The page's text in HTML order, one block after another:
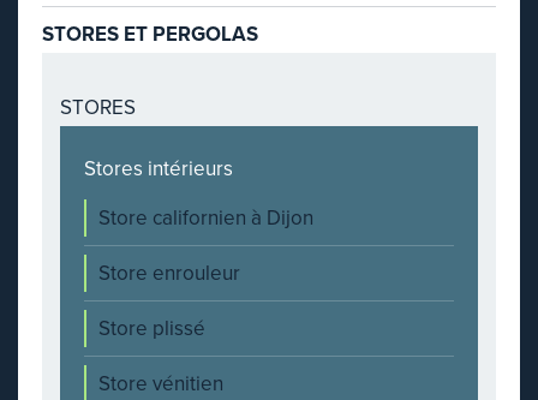
STORES ET PERGOLAS
STORES
Stores intérieurs
Store californien à Dijon
Store enrouleur
Store plissé
Store vénitien